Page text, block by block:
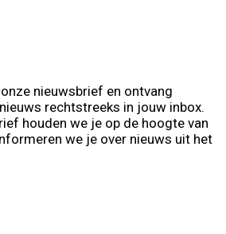
nieuwsbrief en ontvang
rechtstreeks in jouw inbox.
houden we je op de hoogte van
we je over nieuws uit het